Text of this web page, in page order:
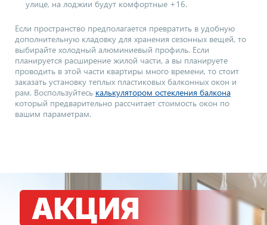
улице, на лоджии будут комфортные +16.
Если пространство предполагается превратить в удобную
дополнительную кладовку для хранения сезонных вещей, то
выбирайте холодный алюминиевый профиль. Если
планируется расширение жилой части, а вы планируете
проводить в этой части квартиры много времени, то стоит
заказать установку теплых пластиковых балконных окон и
рам. Воспользуйтесь калькулятором остекления балкона
который предварительно рассчитает стоимость окон по
вашим параметрам.
АКЦИЯ